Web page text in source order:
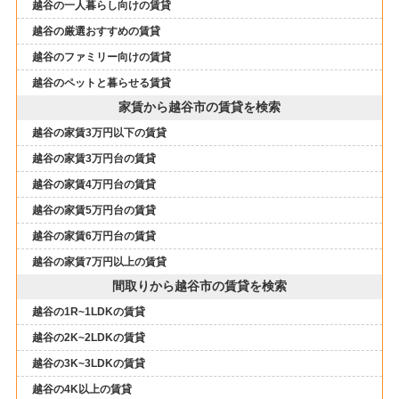
越谷の一人暮らし向けの賃貸
越谷の厳選おすすめの賃貸
越谷のファミリー向けの賃貸
越谷のペットと暮らせる賃貸
家賃から越谷市の賃貸を検索
越谷の家賃3万円以下の賃貸
越谷の家賃3万円台の賃貸
越谷の家賃4万円台の賃貸
越谷の家賃5万円台の賃貸
越谷の家賃6万円台の賃貸
越谷の家賃7万円以上の賃貸
間取りから越谷市の賃貸を検索
越谷の1R~1LDKの賃貸
越谷の2K~2LDKの賃貸
越谷の3K~3LDKの賃貸
越谷の4K以上の賃貸